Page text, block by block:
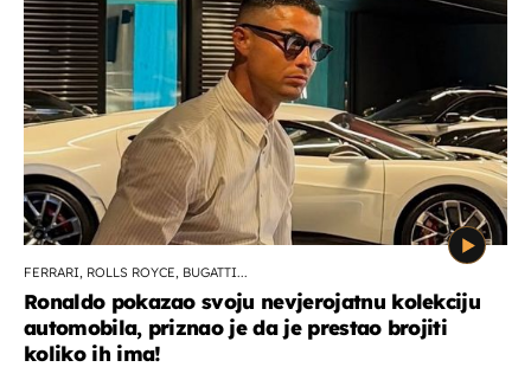
FERRARI, ROLLS ROYCE, BUGATTI...
Ronaldo pokazao svoju nevjerojatnu kolekciju
automobila, priznao je da je prestao brojiti
koliko ih ima!